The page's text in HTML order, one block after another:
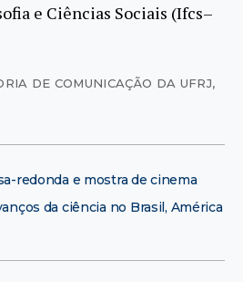
e Ciências Sociais (Ifcs–
DE COMUNICAÇÃO DA UFRJ,
redonda e mostra de cinema
da ciência no Brasil, América